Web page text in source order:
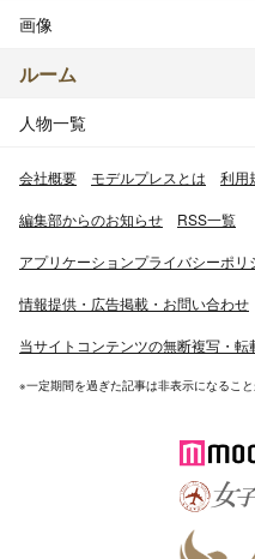
画像
ルーム
人物一覧
会社概要 モデルプレスとは 利用
編集部からのお知らせ RSS一覧
アプリケーションプライバシーポリ
情報提供・広告掲載・お問い合わせ
当サイトコンテンツの無断複写・
※一定期間を過ぎた記事は非表示になるこ